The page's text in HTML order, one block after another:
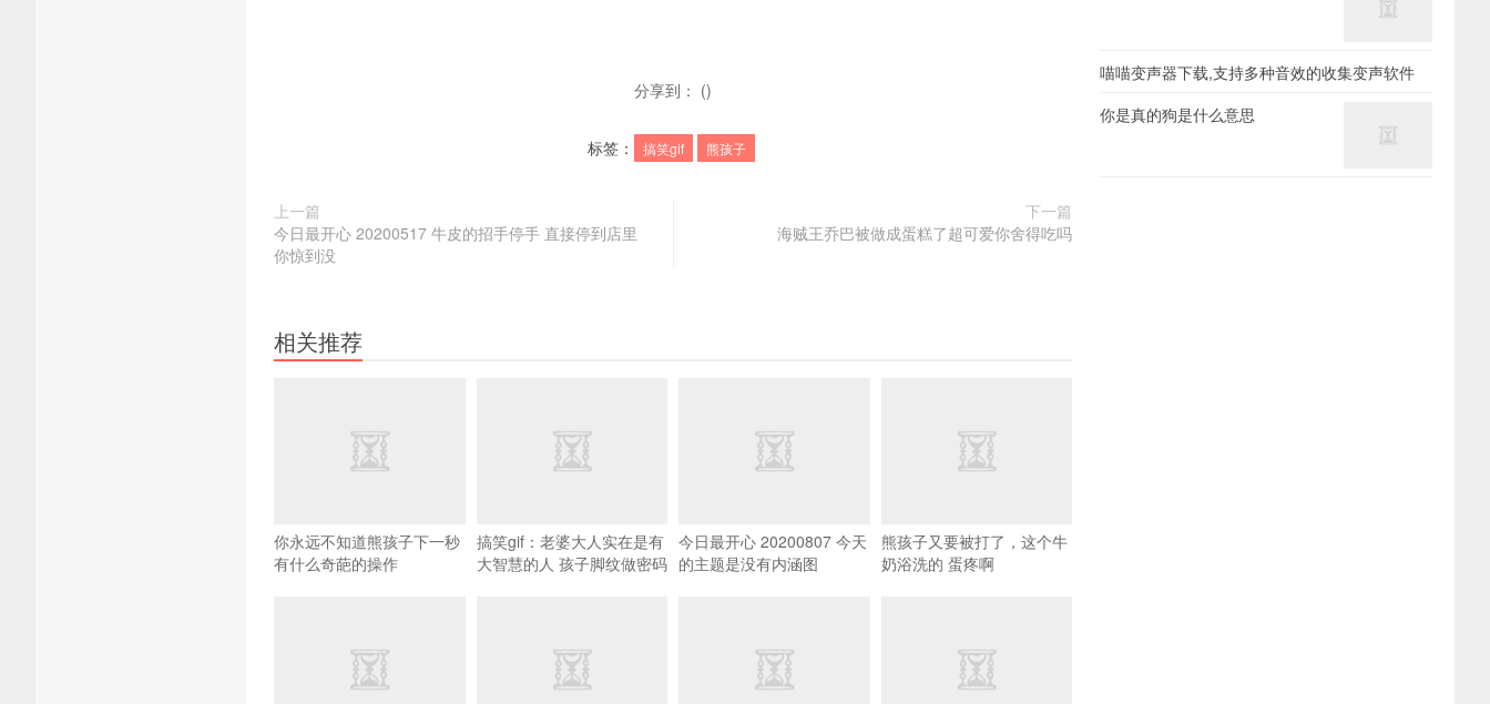
分享到： ()
标签： 搞笑gif 熊孩子
上一篇
今日最开心 20200517 牛皮的招手停手 直接停到店里
你惊到没
下一篇
海贼王乔巴被做成蛋糕了超可爱你舍得吃吗
相关推荐
你永远不知道熊孩子下一秒
有什么奇葩的操作
搞笑gif：老婆大人实在是有
大智慧的人 孩子脚纹做密码
今日最开心 20200807 今天
的主题是没有内涵图
熊孩子又要被打了，这个牛
奶浴洗的 蛋疼啊
喵喵变声器下载,支持多种音效的收集变声软件
你是真的狗是什么意思